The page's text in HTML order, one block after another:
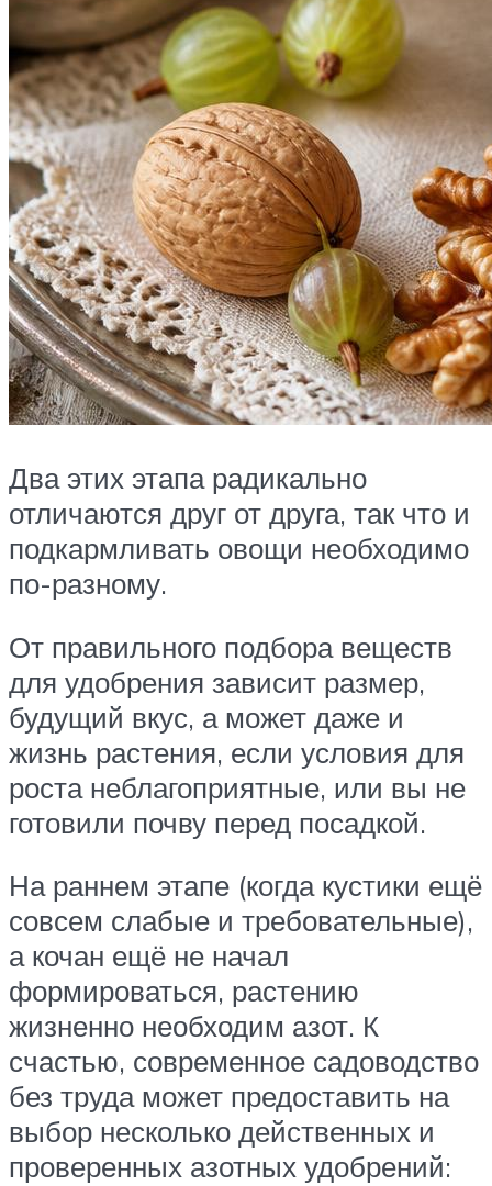
Два этих этапа радикально
отличаются друг от друга, так что и
подкармливать овощи необходимо
по-разному.
От правильного подбора веществ
для удобрения зависит размер,
будущий вкус, а может даже и
жизнь растения, если условия для
роста неблагоприятные, или вы не
готовили почву перед посадкой.
На раннем этапе (когда кустики ещё
совсем слабые и требовательные),
а кочан ещё не начал
формироваться, растению
жизненно необходим азот. К
счастью, современное садоводство
без труда может предоставить на
выбор несколько действенных и
проверенных азотных удобрений: